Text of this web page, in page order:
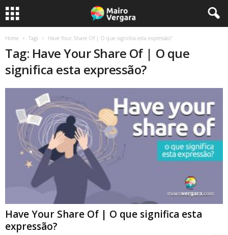
Home Tags Have Your Share Of | O que significa esta expressão?
Tag: Have Your Share Of | O que
significa esta expressão?
Have Your Share Of | O que significa esta
expressão?